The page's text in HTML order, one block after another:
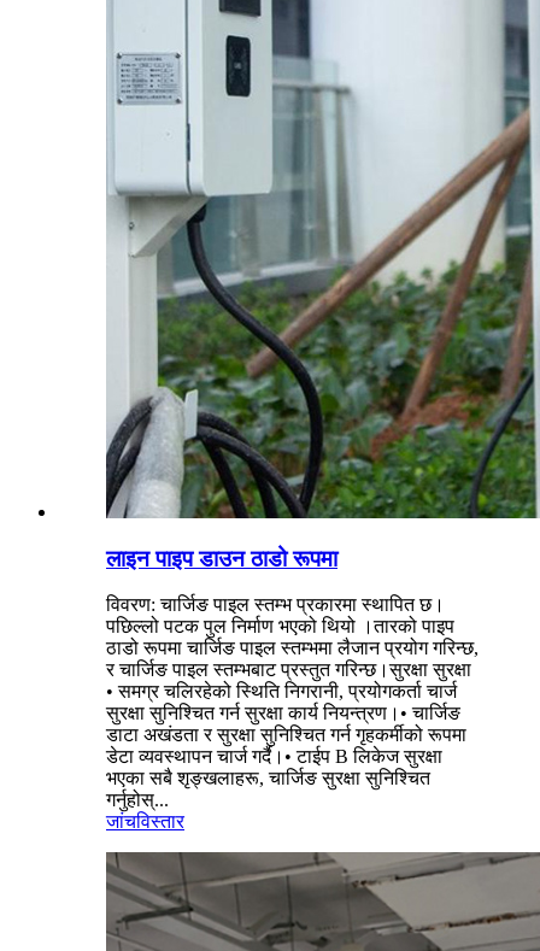
लाइन पाइप डाउन ठाडो रूपमा
विवरण: चार्जिङ पाइल स्तम्भ प्रकारमा स्थापित छ।
पछिल्लो पटक पुल निर्माण भएको थियो ।तारको पाइप
ठाडो रूपमा चार्जिङ पाइल स्तम्भमा लैजान प्रयोग गरिन्छ,
र चार्जिङ पाइल स्तम्भबाट प्रस्तुत गरिन्छ।सुरक्षा सुरक्षा
• समग्र चलिरहेको स्थिति निगरानी, ​​प्रयोगकर्ता चार्ज
सुरक्षा सुनिश्चित गर्न सुरक्षा कार्य नियन्त्रण।• चार्जिङ
डाटा अखंडता र सुरक्षा सुनिश्चित गर्न गृहकर्मीको रूपमा
डेटा व्यवस्थापन चार्ज गर्दै।• टाईप B लिकेज सुरक्षा
भएका सबै शृङ्खलाहरू, चार्जिङ सुरक्षा सुनिश्चित
गर्नुहोस्...
जांचविस्तार